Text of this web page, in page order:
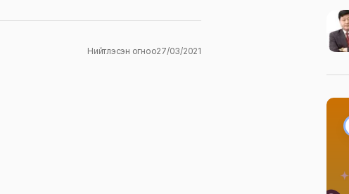
Нийтлэсэн огноо27/03/2021